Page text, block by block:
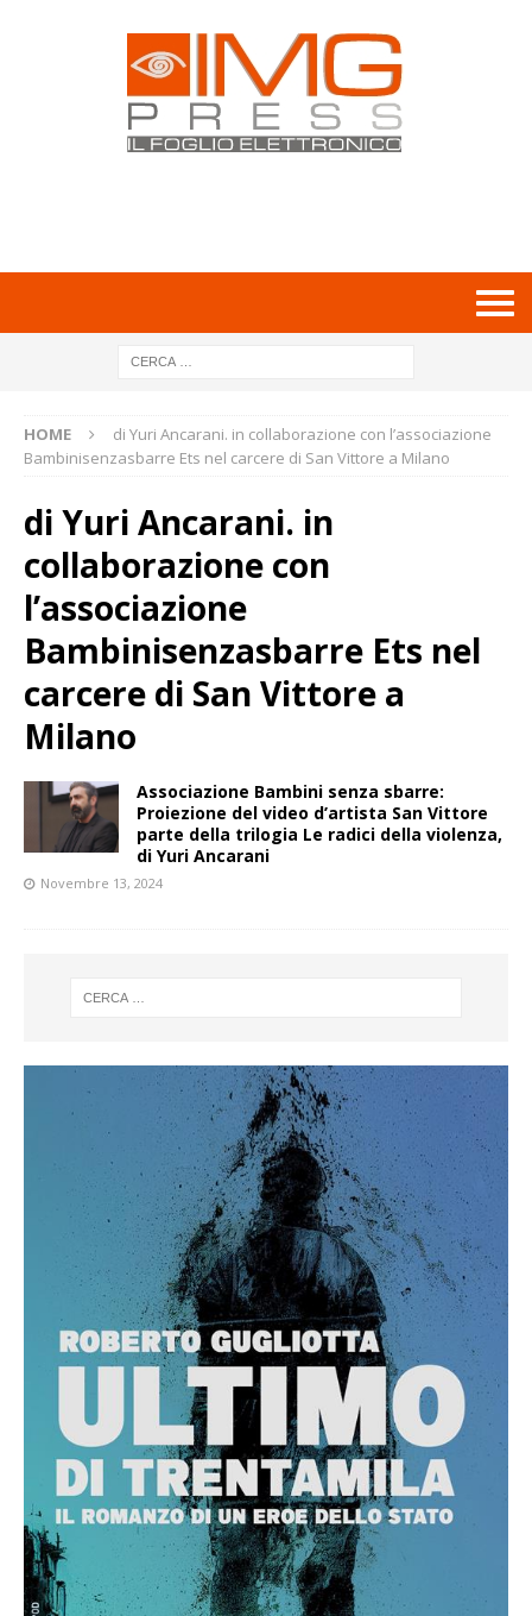
HOME
di Yuri Ancarani. in collaborazione con l’associazione
Bambinisenzasbarre Ets nel carcere di San Vittore a Milano
di Yuri Ancarani. in
collaborazione con
l’associazione
Bambinisenzasbarre Ets nel
carcere di San Vittore a
Milano
Associazione Bambini senza sbarre:
Proiezione del video d’artista San Vittore
parte della trilogia Le radici della violenza,
di Yuri Ancarani
Novembre 13, 2024